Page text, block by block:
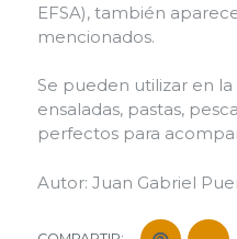
EFSA), también
mencionados.
Se pueden utilizar en
ensaladas, pastas,
perfectos para
Autor: Juan Gabriel